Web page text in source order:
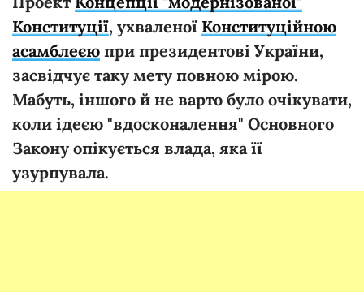
Конституції, ухваленої Конституційною
асамблеєю при президентові України,
засвідчує таку мету повною мірою.
Мабуть, іншого й не варто було очікувати,
коли ідеєю "вдосконалення" Основного
Закону опікується влада, яка її
узурпувала.